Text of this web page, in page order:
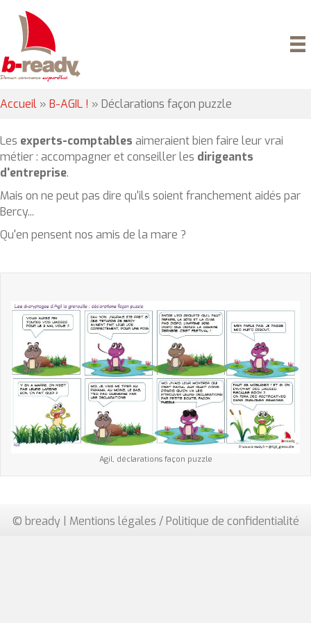
Accueil » B-AGIL ! » Déclarations façon puzzle
Les experts-comptables aimeraient bien faire leur vrai
métier : accompagner et conseiller les dirigeants
d'entreprise.
Mais on ne peut pas dire qu'ils soient franchement aidés par
Bercy...
Qu'en pensent nos amis de la mare ?
Agil, déclarations façon puzzle
© bready | Mentions légales / Politique de confidentialité